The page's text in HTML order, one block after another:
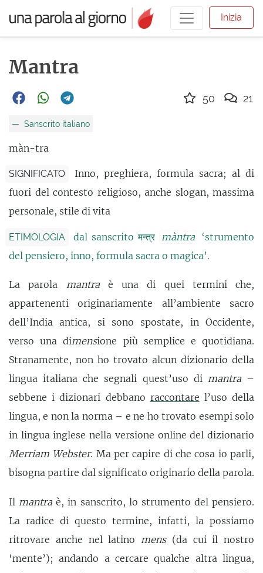
Inizia
Mantra
Sanscrito italiano
màn-tra
SIGNIFICATO
Inno, preghiera, formula sacra; al di
fuori del contesto religioso, anche slogan, massima
personale, stile di vita
ETIMOLOGIA dal sanscrito मन्त्र màntra
‘strumento
del pensiero, inno, formula sacra o magica’.
La parola mantraè una di quei termini che,
appartenenti originariamente all’ambiente sacro
dell’India antica, si sono spostate, in Occidente,
verso una dimensione più semplice e quotidiana.
Stranamente, non ho trovato alcun dizionario della
lingua italiana che segnali quest’uso di mantra–
sebbene i dizionari debbano raccontare l’uso della
lingua, e non la norma – e ne ho trovato esempi solo
in lingua inglese nella versione online del dizionario
Merriam Webster. Ma per capire di che cosa io parli,
bisogna partire dal significato originario della parola.
Il mantraè, in sanscrito, lo strumento del pensiero.
La radice di questo termine, infatti, la possiamo
ritrovare anche nel latino mens(da cui il nostro
‘mente’); andando a cercare qualche altra lingua,
50 21